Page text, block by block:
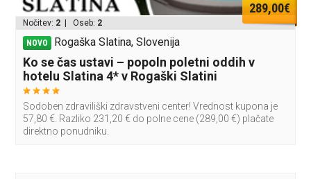
289,00€
Nočitev: 2 | Oseb: 2
NOVO Rogaška Slatina, Slovenija
Ko se čas ustavi – popoln poletni oddih v
hotelu Slatina 4* v Rogaški Slatini
Sodoben zdraviliški zdravstveni center! Vrednost kupona je
57,80 €. Razliko 231,20 € do polne cene (289,00 €) plačate
direktno ponudniku.